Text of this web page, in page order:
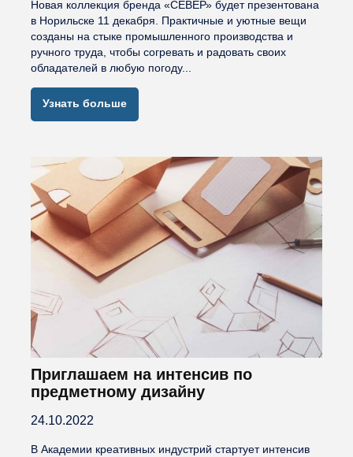
Новая коллекция бренда «СЕВЕР» будет презентована
в Норильске 11 декабря. Практичные и уютные вещи
созданы на стыке промышленного производства и
ручного труда, чтобы согревать и радовать своих
обладателей в любую погоду...
Узнать больше
Приглашаем на интенсив по
предметному дизайну
24.10.2022
В Академии креативных индустрий стартует интенсив